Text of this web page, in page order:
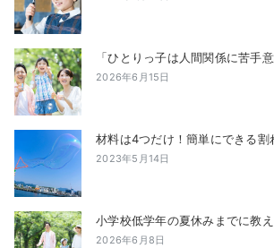
「ひとりっ子は人間関係に苦手
2026年6月15日
材料は4つだけ！簡単にできる割
2023年5月14日
小学校低学年の夏休みまでに教
2026年6月8日